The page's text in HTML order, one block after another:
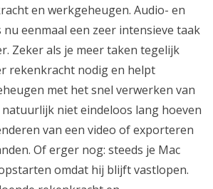
en werkgeheugen. Audio- en
eenmaal een zeer intensieve taak
Zeker als je meer taken tegelijk
rekenkracht nodig en helpt
met het snel verwerken van
natuurlijk niet eindeloos lang hoeven
van een video of exporteren
Of erger nog: steeds je Mac
omdat hij blijft vastlopen.